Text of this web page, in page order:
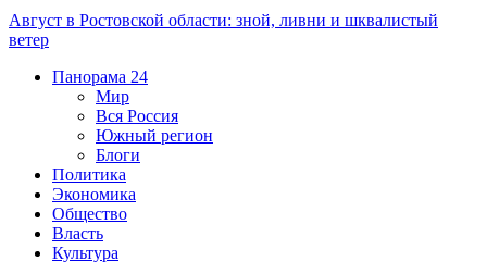
Август в Ростовской области: зной, ливни и шквалистый
ветер
Панорама 24
Мир
Вся Россия
Южный регион
Блоги
Политика
Экономика
Общество
Власть
Культура